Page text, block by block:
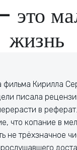
это
жизнь
фильма Кирилла
писала
в
что копание в
не трёхзначное